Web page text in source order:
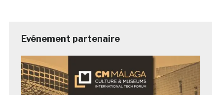
Evénement partenaire